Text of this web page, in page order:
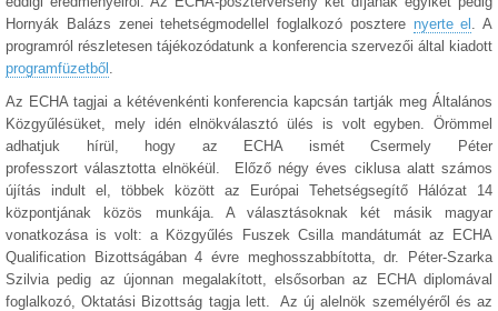
Hornyák Balázs zenei tehetségmodellel foglalkozó posztere nyerte el . A
programról részletesen tájékozódatunk a konferencia szervezői által kiadott
programfüzetből .
Az ECHA tagjai a kétévenkénti konferencia kapcsán tartják meg Általános
Közgyűlésüket, mely idén elnökválasztó ülés is volt egyben. Örömmel
adhatjuk hírül, hogy az ECHA ismét Csermely Péter
professzortválasztottaelnökéül. Előző négy éves ciklusa alatt számos
újítás indult el, többek között az Európai Tehetségsegítő Hálózat 14
központjának közös munkája. A választásoknak két másik magyar
vonatkozása is volt: a Közgyűlés Fuszek Csilla mandátumát az ECHA
Qualification Bizottságában 4 évre meghosszabbította, dr. Péter-Szarka
Szilvia pedig az újonnan megalakított, elsősorban az ECHA diplomával
foglalkozó, Oktatási Bizottság tagja lett. Az új alelnök személyéről és az